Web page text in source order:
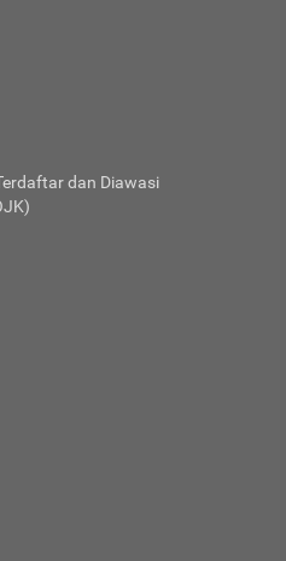
dan Diawasi